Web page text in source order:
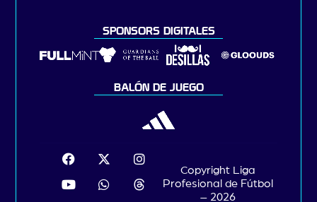
SPONSORS DIGITALES
BALÓN DE JUEGO
Copyright Liga
Profesional de Fútbol
– 2026